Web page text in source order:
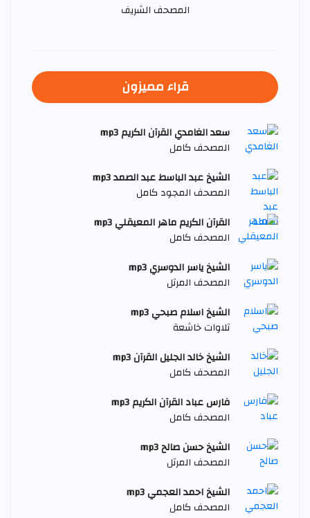
المصحف الشريف
قراء مميزون
سعد الغامدي القرآن الكريم mp3
المصحف كامل
الشيخ عبد الباسط عبد الصمد mp3
المصحف المجود كامل
القرآن الكريم ماهر المعيقلي mp3
المصحف كامل
الشيخ ياسر الدوسري mp3
المصحف المرتل
الشيخ اسلام صبحي mp3
تلاوات خاشعة
الشيخ خالد الجليل القرآن mp3
المصحف كامل
فارس عباد القرآن الكريم mp3
المصحف كامل
الشيخ حسن صالح mp3
المصحف المرتل
الشيخ احمد العجمي mp3
المصحف كامل